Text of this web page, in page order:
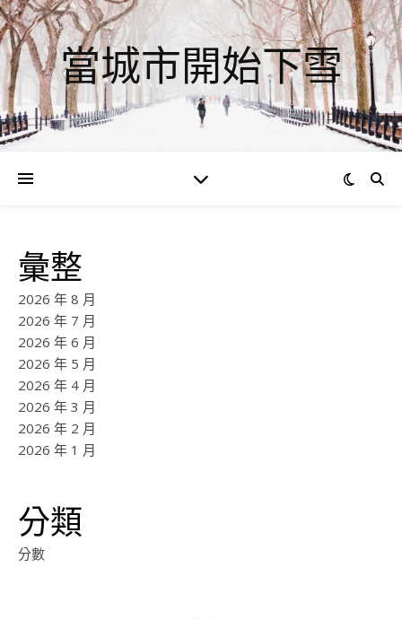
當城市開始下雪
彙整
2026 年 8 月
2026 年 7 月
2026 年 6 月
2026 年 5 月
2026 年 4 月
2026 年 3 月
2026 年 2 月
2026 年 1 月
分類
分數